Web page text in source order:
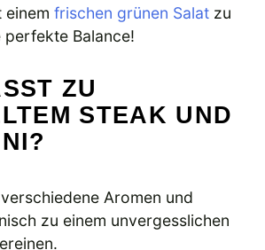
einem frischen grünen Salat zu
Balance!
ZU
STEAK UND
Aromen und
zu einem unvergesslichen